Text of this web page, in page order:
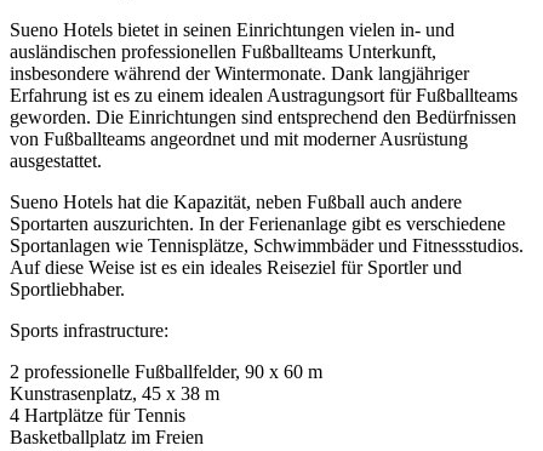
Sueno Hotels bietet in seinen Einrichtungen vielen in- und
ausländischen professionellen Fußballteams Unterkunft,
insbesondere während der Wintermonate. Dank langjähriger
Erfahrung ist es zu einem idealen Austragungsort für Fußballteams
geworden. Die Einrichtungen sind entsprechend den Bedürfnissen
von Fußballteams angeordnet und mit moderner Ausrüstung
ausgestattet.
Sueno Hotels hat die Kapazität, neben Fußball auch andere
Sportarten auszurichten. In der Ferienanlage gibt es verschiedene
Sportanlagen wie Tennisplätze, Schwimmbäder und Fitnessstudios.
Auf diese Weise ist es ein ideales Reiseziel für Sportler und
Sportliebhaber.
Sports infrastructure:
2 professionelle Fußballfelder, 90 x 60 m
Kunstrasenplatz, 45 x 38 m
4 Hartplätze für Tennis
Basketballplatz im Freien